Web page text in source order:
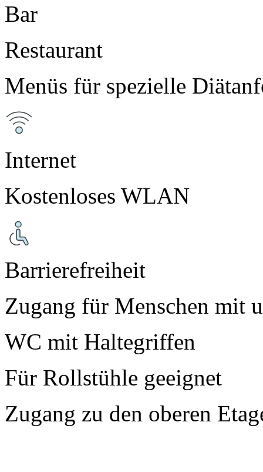
Bar
Restaurant
Menüs für spezielle
Internet
Kostenloses WLAN
Barrierefreiheit
Zugang für Menschen mit
WC mit Haltegriffen
Für Rollstühle geeignet
Zugang zu den oberen